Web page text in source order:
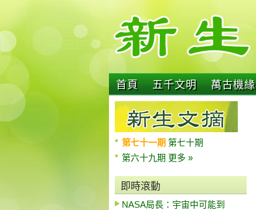
首頁 五千文明 萬古機緣
第七十一期 第七十期
第六十九期 更多 »
即時滾動
NASA局長：宇宙中可能到